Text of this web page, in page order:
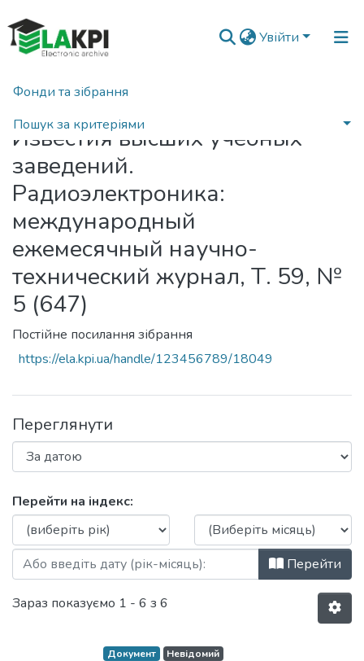
Увійти
Фонди та зібрання
Пошук за критеріями
Головна
Известия высших учебных
заведений.
Радиоэлектроника:
международный
ежемесячный научно-
технический журнал, Т. 59, №
5 (647)
Постійне посилання зібрання
https://ela.kpi.ua/handle/123456789/18049
Переглянути
Перегляд Известия высших учебных
Перейти на індекс:
Перейти
Зараз показуємо 1 - 6 з 6
Документ Невідомий